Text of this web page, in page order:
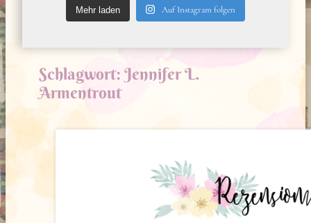
Mehr laden Auf Instagram folgen
Schlagwort: Jennifer L.
Armentrout